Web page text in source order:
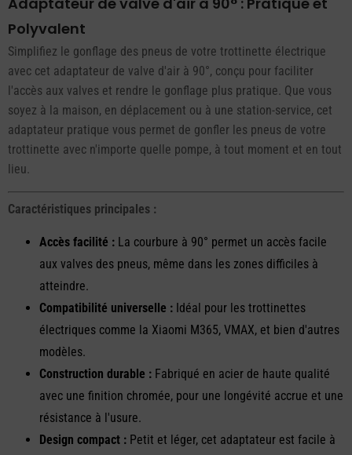
Polyvalent
Simplifiez le gonflage des pneus de votre trottinette électrique
avec cet adaptateur de valve d'air à 90°, conçu pour faciliter
l'accès aux valves et rendre le gonflage plus pratique. Que vous
soyez à la maison, en déplacement ou à une station-service, cet
adaptateur pratique vous permet de gonfler les pneus de votre
trottinette avec n'importe quelle pompe, à tout moment et en tout
lieu.
Caractéristiques principales :
Accès facilité : La courbure à 90° permet un accès facile
aux valves des pneus, même dans les zones difficiles à
atteindre.
Compatibilité universelle : Idéal pour les trottinettes
électriques comme la Xiaomi M365, VMAX, et bien d'autres
modèles.
Construction durable : Fabriqué en acier de haute qualité
avec une finition chromée, pour une longévité accrue et une
résistance à l'usure.
Design compact : Petit et léger, cet adaptateur est facile à